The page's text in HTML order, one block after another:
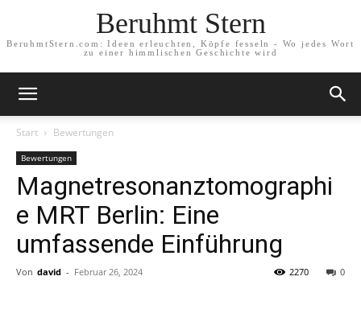
Beruhmt Stern
BeruhmtStern.com: Ideen erleuchten, Köpfe fesseln - Wo jedes Wort
zu einer himmlischen Geschichte wird
Start Bewertungen
Bewertungen
Magnetresonanztomographi
e MRT Berlin: Eine
umfassende Einführung
Von david - Februar 26, 2024 0
2270